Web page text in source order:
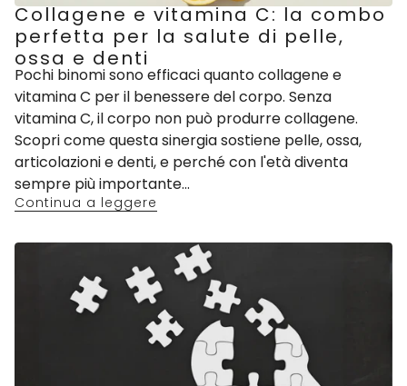
Collagene e vitamina C: la combo
perfetta per la salute di pelle,
ossa e denti
Pochi binomi sono efficaci quanto collagene e
vitamina C per il benessere del corpo. Senza
vitamina C, il corpo non può produrre collagene.
Scopri come questa sinergia sostiene pelle, ossa,
articolazioni e denti, e perché con l'età diventa
sempre più importante...
Continua a leggere